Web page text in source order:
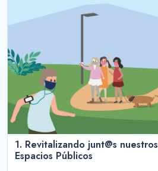
1. Revitalizando junt@s nuestros
Espacios Públicos